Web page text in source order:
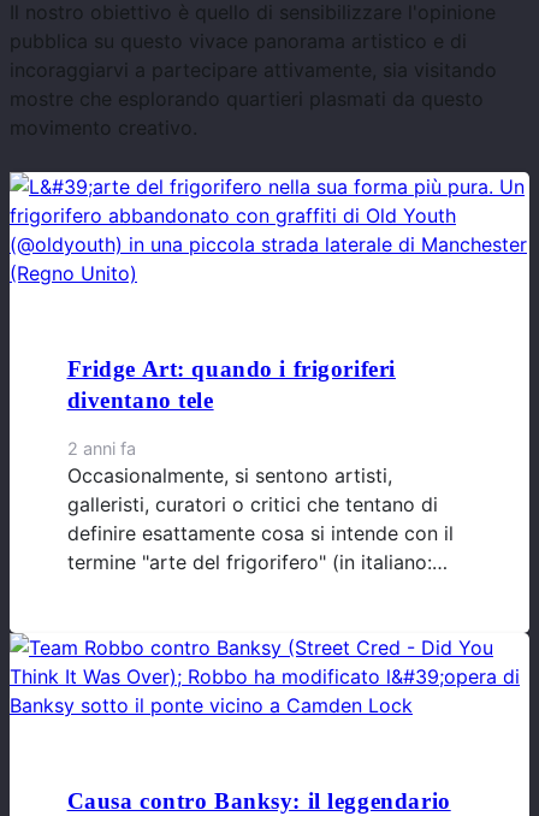
Il nostro obiettivo è quello di sensibilizzare l'opinione
pubblica su questo vivace panorama artistico e di
incoraggiarvi a partecipare attivamente, sia visitando
mostre che esplorando quartieri plasmati da questo
movimento creativo.
Fridge Art: quando i frigoriferi
diventano tele
2 anni fa
Occasionalmente, si sentono artisti,
galleristi, curatori o critici che tentano di
definire esattamente cosa si intende con il
termine "arte del frigorifero" (in italiano:…
Causa contro Banksy: il leggendario